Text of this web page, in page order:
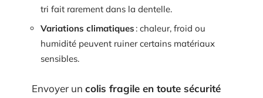
tri fait rarement dans la dentelle.
Variations climatiques : chaleur, froid ou
humidité peuvent ruiner certains matériaux
sensibles.
Envoyer un colis fragile en toute sécurité